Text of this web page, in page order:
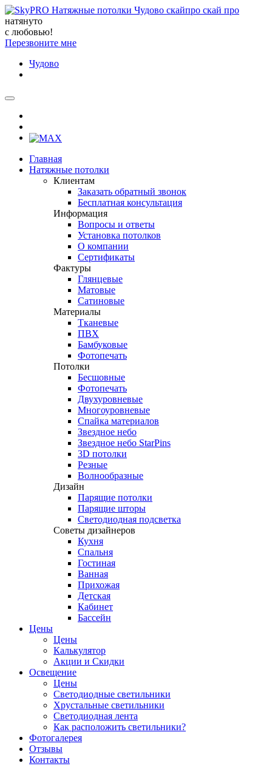
натянуто
с любовью!
Перезвоните мне
Чудово
Главная
Натяжные потолки
Клиентам
Заказать обратный звонок
Бесплатная консультация
Информация
Вопросы и ответы
Установка потолков
О компании
Сертификаты
Фактуры
Глянцевые
Матовые
Сатиновые
Материалы
Тканевые
ПВХ
Бамбуковые
Фотопечать
Потолки
Бесшовные
Фотопечать
Двухуровневые
Многоуровневые
Спайка материалов
Звездное небо
Звездное небо StarPins
3D потолки
Резные
Волнообразные
Дизайн
Парящие потолки
Парящие шторы
Светодиодная подсветка
Советы дизайнеров
Кухня
Спальня
Гостиная
Ванная
Прихожая
Детская
Кабинет
Бассейн
Цены
Цены
Калькулятор
Акции и Скидки
Освещение
Цены
Светодиодные светильники
Хрустальные светильники
Светодиодная лента
Как расположить светильники?
Фотогалерея
Отзывы
Контакты